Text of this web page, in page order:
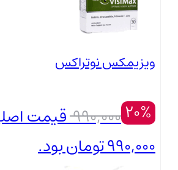
ویزیمکس نوتراکس
20%
990,000 قیمت
990,000 تومان بود.